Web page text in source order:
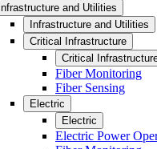
Infrastructure and Utilities
Infrastructure and Utilities
Critical Infrastructure
Critical
Fiber Monitoring
Fiber Sensing
Electric
Electric
Electric Power